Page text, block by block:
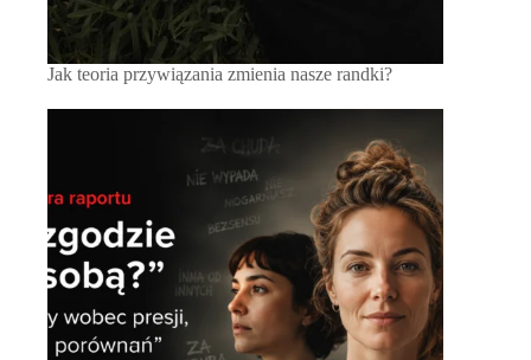
Jak teoria przywiązania zmienia nasze randki?